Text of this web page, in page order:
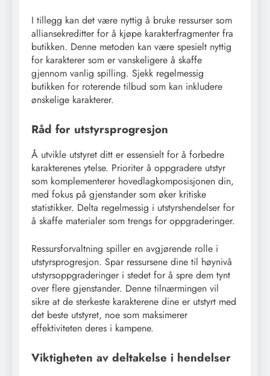
I tillegg kan det være nyttig å bruke ressurser som
alliansekreditter for å kjøpe karakterfragmenter fra
butikken. Denne metoden kan være spesielt nyttig
for karakterer som er vanskeligere å skaffe
gjennom vanlig spilling. Sjekk regelmessig
butikken for roterende tilbud som kan inkludere
ønskelige karakterer.
Råd for utstyrsprogresjon
Å utvikle utstyret ditt er essensielt for å forbedre
karakterenes ytelse. Prioriter å oppgradere utstyr
som komplementerer hovedlagkomposisjonen din,
med fokus på gjenstander som øker kritiske
statistikker. Delta regelmessig i utstyrshendelser for
å skaffe materialer som trengs for oppgraderinger.
Ressursforvaltning spiller en avgjørende rolle i
utstyrsprogresjon. Spar ressursene dine til høynivå
utstyrsoppgraderinger i stedet for å spre dem tynt
over flere gjenstander. Denne tilnærmingen vil
sikre at de sterkeste karakterene dine er utstyrt med
det beste utstyret, noe som maksimerer
effektiviteten deres i kampene.
Viktigheten av deltakelse i hendelser